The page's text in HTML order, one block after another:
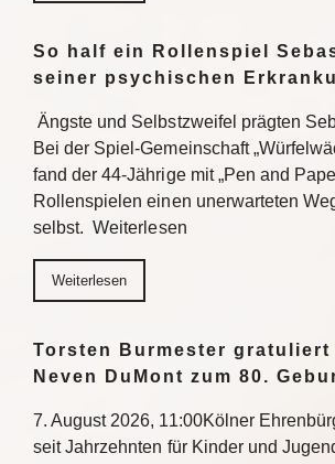
So half ein Rollenspiel
seiner psychischen
Ängste und Selbstzweifel prägten
Bei der Spiel-Gemeinschaft
fand der 44-Jährige mit „Pen and
Rollenspielen einen unerwarteten
selbst. Weiterlesen
Weiterlesen
Torsten Burmester gratuliert
Neven DuMont zum 80.
7. August 2026, 11:00Kölner
seit Jahrzehnten für Kinder und